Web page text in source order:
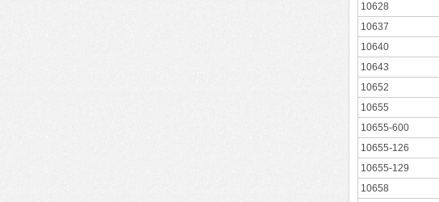
10628
10637
10640
10643
10652
10655
10655-600
10655-126
10655-129
10658